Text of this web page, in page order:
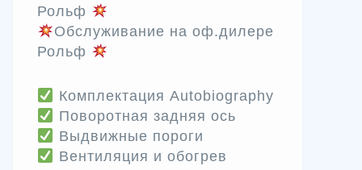
Рольф
Обслуживание на оф.дилере
Рольф
Комплектация Autobiography
Поворотная задняя ось
Выдвижные пороги
Вентиляция и обогрев